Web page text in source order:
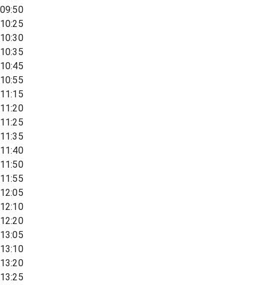
09:50
10:25
10:30
10:35
10:45
10:55
11:15
11:20
11:25
11:35
11:40
11:50
11:55
12:05
12:10
12:20
13:05
13:10
13:20
13:25